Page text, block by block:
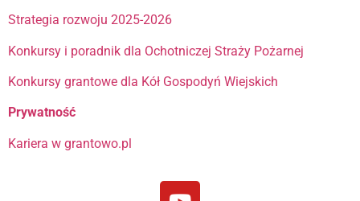
Strategia rozwoju 2025-2026
Konkursy i poradnik dla Ochotniczej Straży Pożarnej
Konkursy grantowe dla Kół Gospodyń Wiejskich
Prywatność
Kariera w grantowo.pl